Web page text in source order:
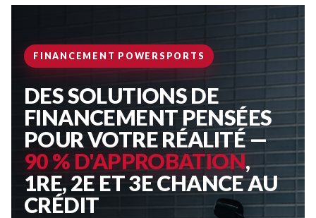
FINANCEMENT POWERSPORTS
DES SOLUTIONS DE
FINANCEMENT PENSÉES
POUR VOTRE RÉALITÉ —
90 % D'APPROBATION,
1RE, 2E ET 3E CHANCE AU
CRÉDIT